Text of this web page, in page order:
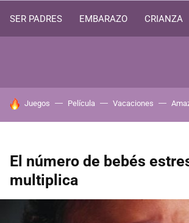
SER PADRES EMBARAZO CRIANZA
HOY SE HABLA DE
Juegos Película Vacaciones
El número de bebés
multiplica